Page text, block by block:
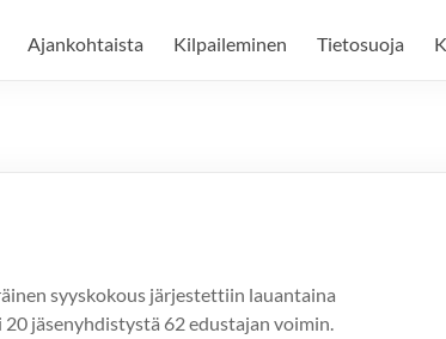
Ajankohtaista Kilpaileminen Tietosuoja
syyskokous järjestettiin lauantaina
jäsenyhdistystä 62 edustajan voimin.